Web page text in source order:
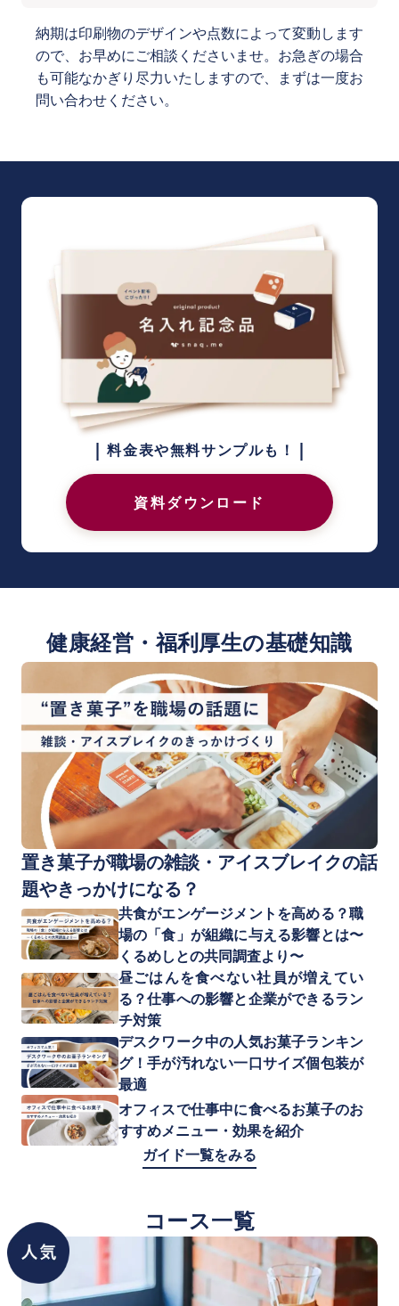
納期は印刷物のデザインや点数によって変動します
ので、お早めにご相談くださいませ。お急ぎの場合
も可能なかぎり尽力いたしますので、まずは一度お
問い合わせください。
| 料金表や無料サンプルも！ |
資料ダウンロード
健康経営・福利厚生の基礎知識
置き菓子が職場の雑談・アイスブレイクの話
題やきっかけになる？
共食がエンゲージメントを高める？職
場の「食」が組織に与える影響とは〜
くるめしとの共同調査より〜
昼ごはんを食べない社員が増えてい
る？仕事への影響と企業ができるラン
チ対策
デスクワーク中の人気お菓子ランキン
グ！手が汚れない一口サイズ個包装が
最適
オフィスで仕事中に食べるお菓子のお
すすめメニュー・効果を紹介
ガイド一覧をみる
コース一覧